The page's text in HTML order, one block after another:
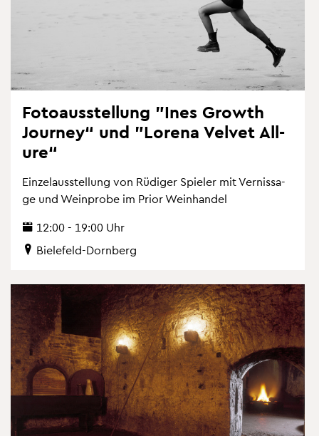
Fo­to­aus­stel­lung "Ines Growth
Jour­ney“ und "Lore­na Vel­vet All­
u­re“
Ein­zel­aus­stel­lung von Rü­di­ger Spie­ler mit Ver­nis­sa­
ge und Wein­pro­be im Prior Wein­han­del
12:00 - 19:00 Uhr
Bie­le­feld-Dorn­berg